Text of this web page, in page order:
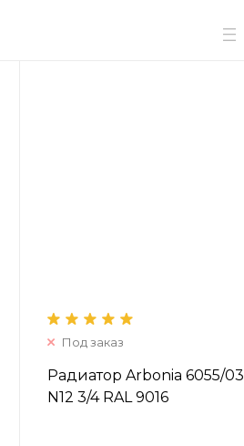
Под заказ
Радиатор Arbonia 6055/03
N12 3/4 RAL 9016